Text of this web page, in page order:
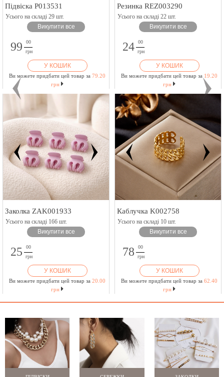
Підвіска P013531
Усього на складі 29 шт.
Викупити все
99
00
грн
У КОШИК
Ви можете придбати цей товар за 79.20
грн
Резинка REZ003290
Усього на складі 22 шт.
Викупити все
24
00
грн
У КОШИК
Ви можете придбати цей товар за 19.20
грн
Заколка ZAK001933
Усього на складі 166 шт.
Викупити все
25
00
грн
У КОШИК
Ви можете придбати цей товар за 20.00
грн
Каблучка K002758
Усього на складі 10 шт.
Викупити все
78
00
грн
У КОШИК
Ви можете придбати цей товар за 62.40
грн